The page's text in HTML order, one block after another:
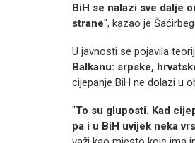
BiH se nalazi sve dalje
strane", kazao je
U javnosti se pojavila
Balkanu: srpske,
cijepanje BiH ne dolazi u
"To su gluposti. Kad
pa i u BiH uvijek neka